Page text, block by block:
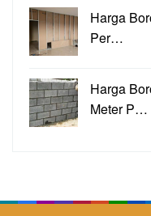
Harga
Per…
Harga
Meter P…